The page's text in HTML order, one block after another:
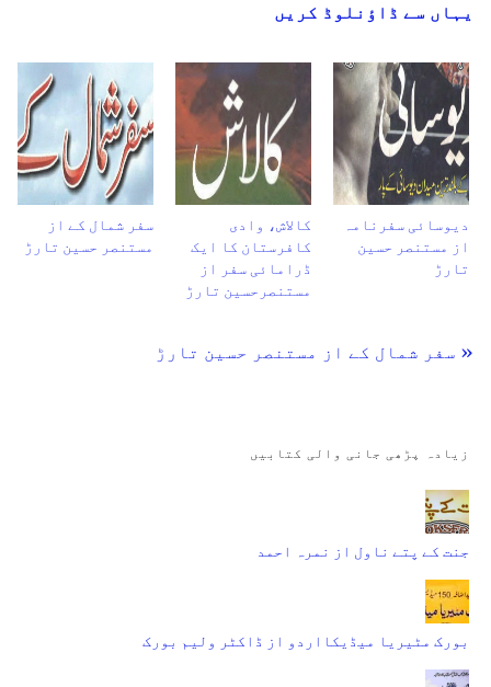
یہاں سے ڈاؤنلوڈ کریں
سفر شمال کے از
مستنصر حسین تارڑ
کالاش، وادی
کافرستان کا ایک
ڈرامائی سفر از
مستنصرحسین تارڑ
دیوسائی سفرنامہ
از مستنصر حسین
تارڑ
« سفر شمال کے از مستنصر حسین تارڑ
زیادہ پڑھی جانی والی کتابیں
جنت کے پتے ناول از نمرہ احمد
بورک مٹیریا میڈیکااردو از ڈاکٹر ولیم بورک